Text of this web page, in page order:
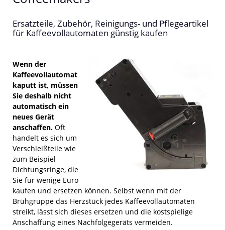
Ersatzteile, Zubehör, Reinigungs- und Pflegeartikel
für Kaffeevollautomaten günstig kaufen
Wenn der
Kaffeevollautomat
kaputt ist, müssen
Sie deshalb nicht
automatisch ein
neues Gerät
anschaffen. Oft
handelt es sich um
Verschleißteile wie
zum Beispiel
Dichtungsringe, die
Sie für wenige Euro
kaufen und ersetzen können. Selbst wenn mit der
Brühgruppe das Herzstück jedes Kaffeevollautomaten
streikt, lässt sich dieses ersetzen und die kostspielige
Anschaffung eines Nachfolgegeräts vermeiden.